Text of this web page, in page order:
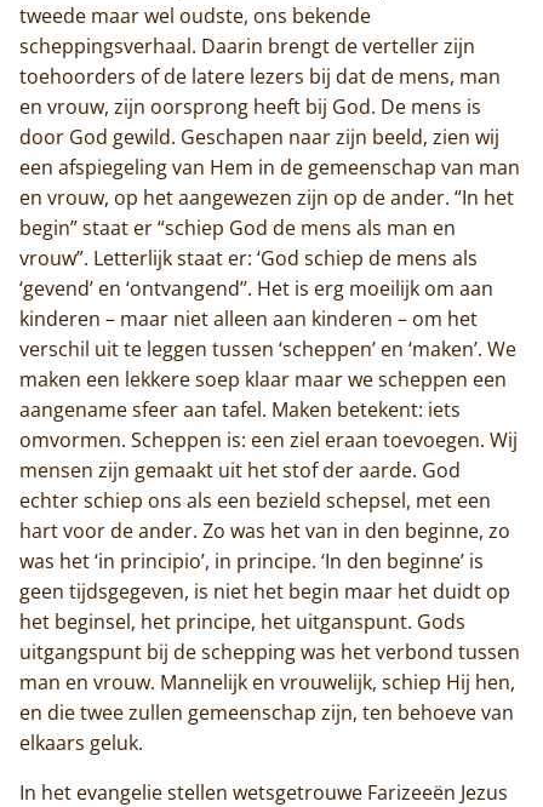
tweede maar wel oudste, ons bekende
scheppingsverhaal. Daarin brengt de verteller zijn
toehoorders of de latere lezers bij dat de mens, man
en vrouw, zijn oorsprong heeft bij God. De mens is
door God gewild. Geschapen naar zijn beeld, zien wij
een afspiegeling van Hem in de gemeenschap van man
en vrouw, op het aangewezen zijn op de ander. “In het
begin” staat er “schiep God de mens als man en
vrouw”. Letterlijk staat er: ‘God schiep de mens als
‘gevend’ en ‘ontvangend’’. Het is erg moeilijk om aan
kinderen – maar niet alleen aan kinderen – om het
verschil uit te leggen tussen ‘scheppen’ en ‘maken’. We
maken een lekkere soep klaar maar we scheppen een
aangename sfeer aan tafel. Maken betekent: iets
omvormen. Scheppen is: een ziel eraan toevoegen. Wij
mensen zijn gemaakt uit het stof der aarde. God
echter schiep ons als een bezield schepsel, met een
hart voor de ander. Zo was het van in den beginne, zo
was het ‘in principio’, in principe. ‘In den beginne’ is
geen tijdsgegeven, is niet het begin maar het duidt op
het beginsel, het principe, het uitganspunt. Gods
uitgangspunt bij de schepping was het verbond tussen
man en vrouw. Mannelijk en vrouwelijk, schiep Hij hen,
en die twee zullen gemeenschap zijn, ten behoeve van
elkaars geluk.
In het evangelie stellen wetsgetrouwe Farizeeën Jezus